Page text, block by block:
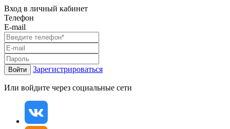
Вход в личный кабинет
Телефон
E-mail
Войти Зарегистрироваться
Или войдите через социальные сети